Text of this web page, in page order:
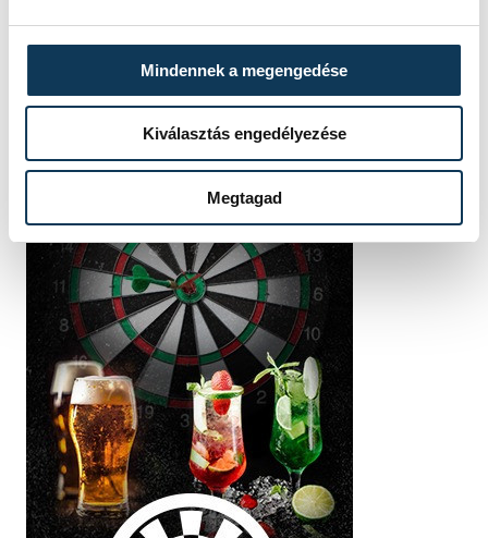
Mindennek a megengedése
Kiválasztás engedélyezése
Megtagad